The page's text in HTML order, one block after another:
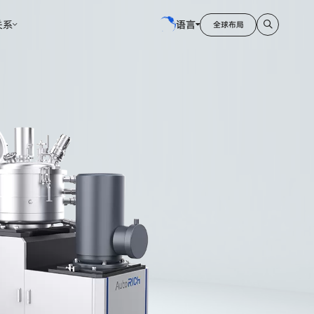
系 语言 全球布局